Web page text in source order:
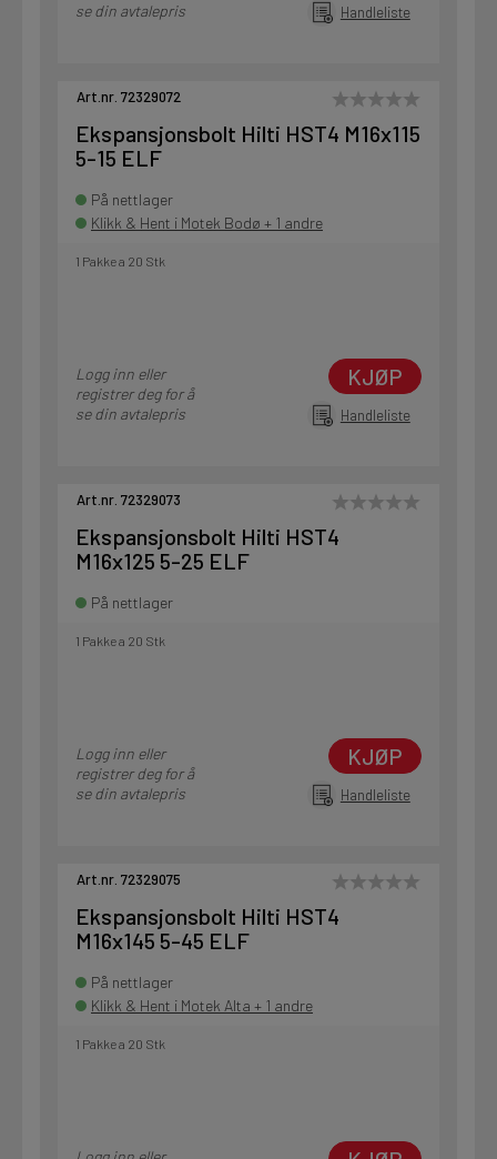
se din avtalepris
Handleliste
Art.nr. 72329072
Ekspansjonsbolt Hilti HST4 M16x115
5-15 ELF
På nettlager
Klikk & Hent i Motek Bodø + 1 andre
1 Pakke a 20 Stk
Logg inn eller
registrer deg for å
se din avtalepris
KJØP
Handleliste
Art.nr. 72329073
Ekspansjonsbolt Hilti HST4
M16x125 5-25 ELF
På nettlager
1 Pakke a 20 Stk
Logg inn eller
registrer deg for å
se din avtalepris
KJØP
Handleliste
Art.nr. 72329075
Ekspansjonsbolt Hilti HST4
M16x145 5-45 ELF
På nettlager
Klikk & Hent i Motek Alta + 1 andre
1 Pakke a 20 Stk